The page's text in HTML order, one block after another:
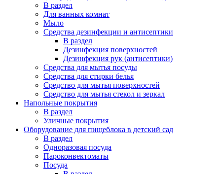
В раздел
Для ванных комнат
Мыло
Средства дезинфекции и антисептики
В раздел
Дезинфекция поверхностей
Дезинфекция рук (антисептики)
Средства для мытья посуды
Средства для стирки белья
Средство для мытья поверхностей
Средство для мытья стекол и зеркал
Напольные покрытия
В раздел
Уличные покрытия
Оборудование для пищеблока в детский сад
В раздел
Одноразовая посуда
Пароконвектоматы
Посуда